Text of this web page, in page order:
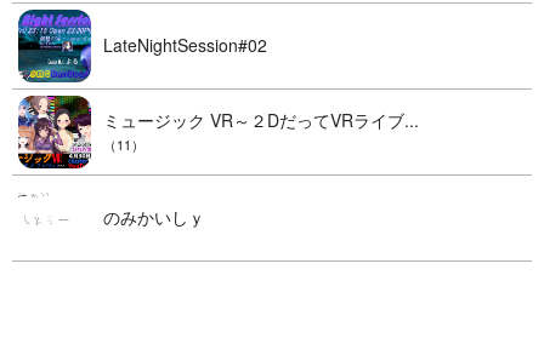
LateNightSession#02
ミュージック VR～２DだってVRライブ...
（11）
のみかいしｙ